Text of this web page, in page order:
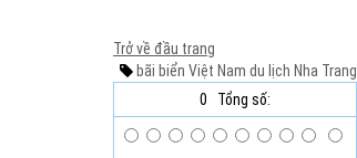
Trở về đầu trang
bãi biển Việt Nam du lịch Nha Trang
0
Tổng số: